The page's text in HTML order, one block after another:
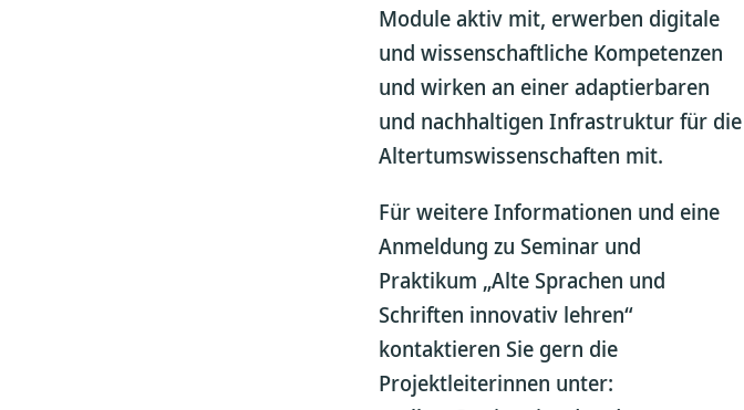
Module aktiv mit, erwerben digitale
und wissenschaftliche Kompetenzen
und wirken an einer adaptierbaren
und nachhaltigen Infrastruktur für die
Altertumswissenschaften mit.
Für weitere Informationen und eine
Anmeldung zu Seminar und
Praktikum „Alte Sprachen und
Schriften innovativ lehren“
kontaktieren Sie gern die
Projektleiterinnen unter: